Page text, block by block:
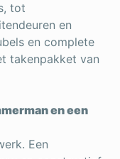
tot
en
en complete
takenpakket van
en een
Een